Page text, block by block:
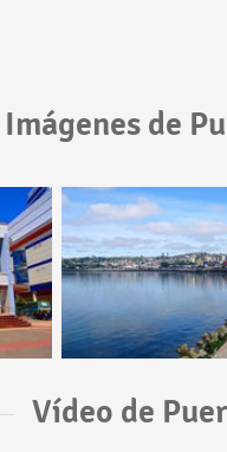
Imágenes de
Vídeo de